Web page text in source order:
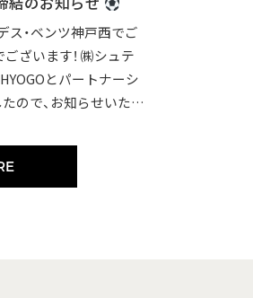
ス・ベンツ神戸西でご
ざいます！ ㈱シュテ
とパートナーシ
ので、お知らせいたし